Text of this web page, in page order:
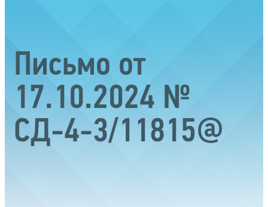
Письмо от
17.10.2024 №
СД-4-3/11815@